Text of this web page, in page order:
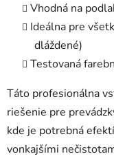
Vhodná na
Ideálna pre
dláždené)
Testovaná
Táto profesionálna
riešenie pre
kde je potrebná
vonkajšími